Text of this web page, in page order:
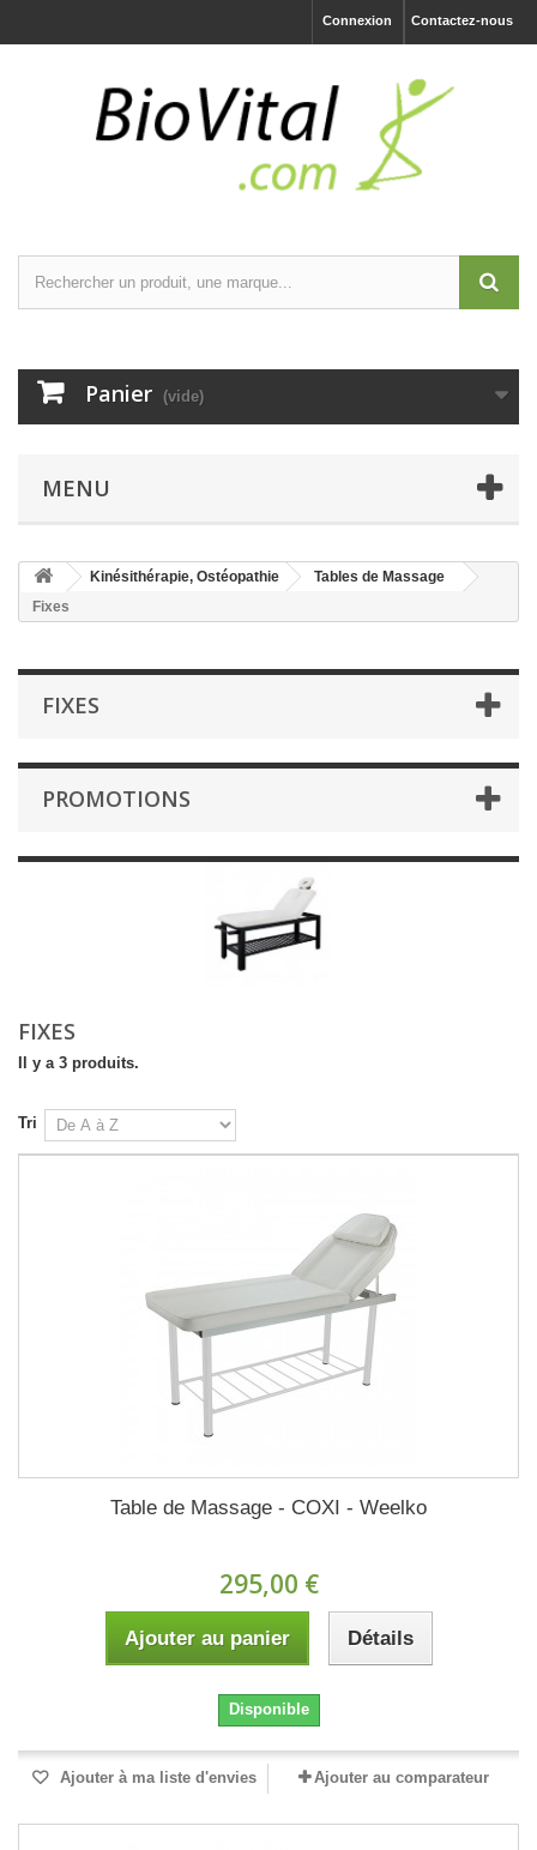
Contactez-nous
Connexion
Panier (vide)
MENU
Kinésithérapie, Ostéopathie
Tables de Massage
Fixes
FIXES
PROMOTIONS
FIXES
Il y a 3 produits.
Tri
Table de Massage - COXI - Weelko
295,00 €
Ajouter au panier Détails
Disponible
Ajouter à ma liste d'envies Ajouter au comparateur